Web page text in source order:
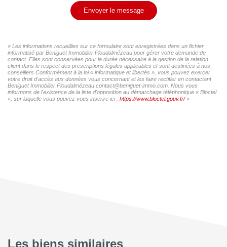
Envoyer le message
« Les informations recueillies sur ce formulaire sont enregistrées dans un fichier
informatisé par Beniguet Immobilier Ploudalmézeau pour gérer votre demande de
contact. Elles sont conservées pour la durée nécessaire à la gestion de la relation
client dans le respect des prescriptions légales applicables et sont destinées à nos
conseillers Conformément à la loi « informatique et libertés », vous pouvez exercer
votre droit d'accès aux données vous concernant et les faire rectifier en contactant
Beniguet Immobilier Ploudalmézeau contact@beniguet-immo.com. Nous vous
informons de l'existence de la liste d'opposition au démarchage téléphonique « Bloctel
», sur laquelle vous pouvez vous inscrire ici : https://www.bloctel.gouv.fr/»
Les biens similaires